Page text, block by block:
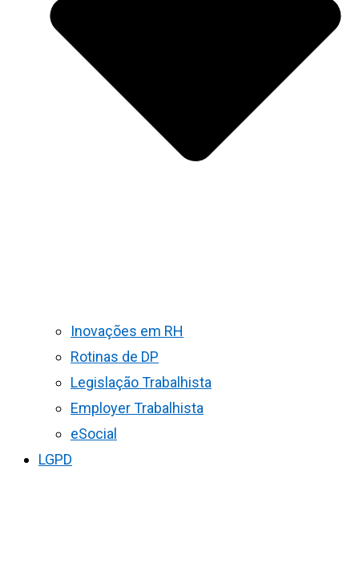
Inovações em RH
Rotinas de DP
Legislação Trabalhista
Employer Trabalhista
eSocial
LGPD